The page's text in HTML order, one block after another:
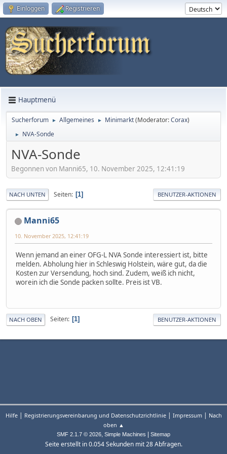
Einloggen Registrieren
Hauptmenü
Sucherforum ► Allgemeines ► Minimarkt(Moderator:Corax)
► NVA-Sonde
NVA-Sonde
Begonnen von Manni65, 10. November 2025, 12:41:19
NACH UNTEN Seiten 1 BENUTZER-AKTIONEN
Manni65
10. November 2025, 12:41:19
Wenn jemand an einer OFG-L NVA Sonde interessiert ist, bitte
melden. Abholung hier in Schleswig Holstein, wäre gut, da die
Kosten zur Versendung, hoch sind. Zudem, weiß ich nicht,
worein ich die Sonde packen sollte. Preis ist VB.
NACH OBEN Seiten 1 BENUTZER-AKTIONEN
Hilfe| Registrierungsvereinbarung und Datenschutzrichtlinie| Impressum| Nach
oben ▲
SMF 2.1.7 © 2026, Simple Machines Sitemap
Seite erstellt in 0.054 Sekunden mit 28 Abfragen.